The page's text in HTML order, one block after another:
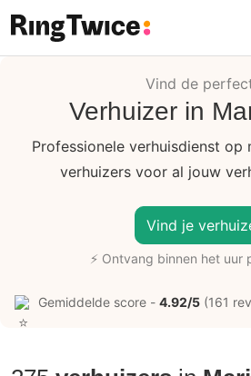
Ring Twice
Vind de
Verhuizer in
Professionele verhuisdienst op
verhuizers voor al jouw
Vind je
⚡ Ontvang binnen het uur
Gemiddelde score - 4.92/5 (161